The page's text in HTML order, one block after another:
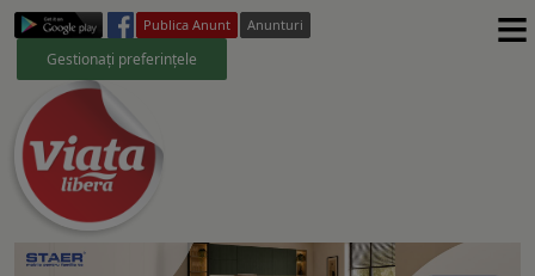
Publica Anunt Anunturi
Gestionați preferințele ≡